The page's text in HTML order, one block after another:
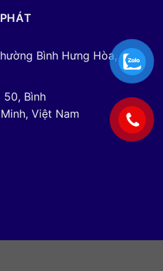
Bình Hưng Hòa,
50, Bình
Việt Nam